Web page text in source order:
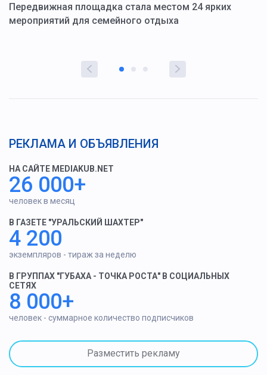
Передвижная площадка стала местом 24 ярких
мероприятий для семейного отдыха
РЕКЛАМА И ОБЪЯВЛЕНИЯ
НА САЙТЕ MEDIAKUB.NET
26 000+
человек в месяц
В ГАЗЕТЕ "УРАЛЬСКИЙ ШАХТЕР"
4 200
экземпляров - тираж за неделю
В ГРУППАХ "ГУБАХА - ТОЧКА РОСТА" В СОЦИАЛЬНЫХ
СЕТЯХ
8 000+
человек - суммарное количество подписчиков
Разместить рекламу